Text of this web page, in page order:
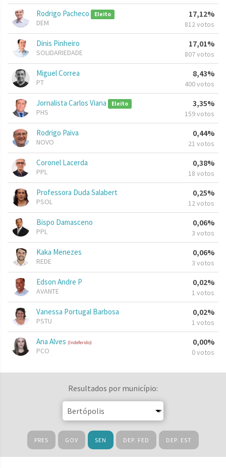
Rodrigo Pacheco Eleito
DEM
17,12%
812 votos
Dinis Pinheiro
SOLIDARIEDADE
17,01%
807 votos
Miguel Correa
PT
8,43%
400 votos
Jornalista Carlos Viana Eleito
PHS
3,35%
159 votos
Rodrigo Paiva
NOVO
0,44%
21 votos
Coronel Lacerda
PPL
0,38%
18 votos
Professora Duda Salabert
PSOL
0,25%
12 votos
Bispo Damasceno
PPL
0,06%
3 votos
Kaka Menezes
REDE
0,06%
3 votos
Edson Andre P
AVANTE
0,02%
1 votos
Vanessa Portugal Barbosa
PSTU
0,02%
1 votos
Ana Alves (Indeferido)
PCO
0,00%
0 votos
Resultados por município:
PRES GOV SEN DEP. FED DEP. EST